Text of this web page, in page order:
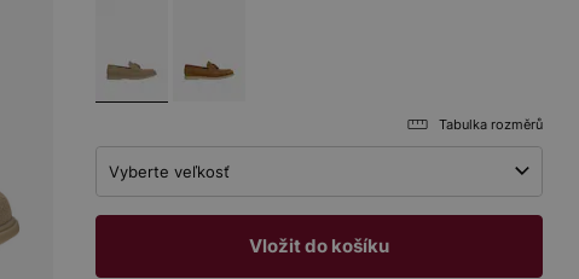
Tabulka rozměrů
Vyberte veľkosť
Vložit do košíku